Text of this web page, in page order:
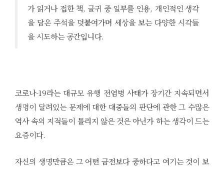
가 읽거나 접한 책, 글귀 중 일부를 인용, 개인적인 생각
을 담은 주석을 덧붙여가며 세상을 보는 다양한 시각들
을 시도하는 공간입니다.
코로나-19라는 대규모 유행 전염병 사태가 장기간 지속되면서
생명이 달려있는 문제에 대한 대중들의 판단에 관한 그 수많은
역사 속의 지적들이 틀리지 않은 것은 아닌가 하는 생각이 드는
요즘이다.
자신의 생명만큼은 그 어떤 금전보다 중하다고 여기는 것이 보